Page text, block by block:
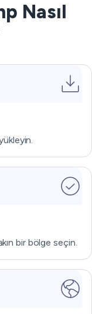
Nasıl
bir bölge seçin.